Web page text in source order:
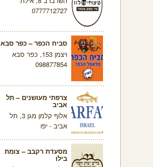
0777712727
סביח הכפר – כפר סבא
ויצמן 153, כפר סבא
098877854
צרפתי מעושנים – תל
אביב
אלוף קלמן מגן 3, תל
אביב - יפו
מסעדת רקבב – צומת
בילו